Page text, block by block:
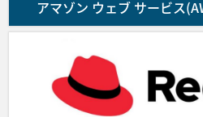
付終了等の理由により受講
ない場合はお客様にその
■第4条 (代金のお支払)
アマゾン ウェブ サービス